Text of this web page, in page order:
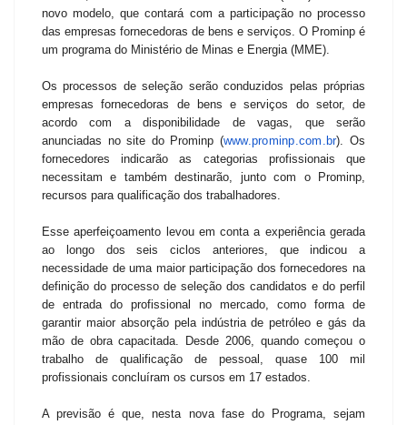
novo modelo, que contará com a participação no processo
das empresas fornecedoras de bens e serviços. O Prominp é
um programa do Ministério de Minas e Energia (MME).
Os processos de seleção serão conduzidos pelas próprias
empresas fornecedoras de bens e serviços do setor, de
acordo com a disponibilidade de vagas, que serão
anunciadas no site do Prominp (www.prominp.com.br). Os
fornecedores indicarão as categorias profissionais que
necessitam e também destinarão, junto com o Prominp,
recursos para qualificação dos trabalhadores.
Esse aperfeiçoamento levou em conta a experiência gerada
ao longo dos seis ciclos anteriores, que indicou a
necessidade de uma maior participação dos fornecedores na
definição do processo de seleção dos candidatos e do perfil
de entrada do profissional no mercado, como forma de
garantir maior absorção pela indústria de petróleo e gás da
mão de obra capacitada. Desde 2006, quando começou o
trabalho de qualificação de pessoal, quase 100 mil
profissionais concluíram os cursos em 17 estados.
A previsão é que, nesta nova fase do Programa, sejam